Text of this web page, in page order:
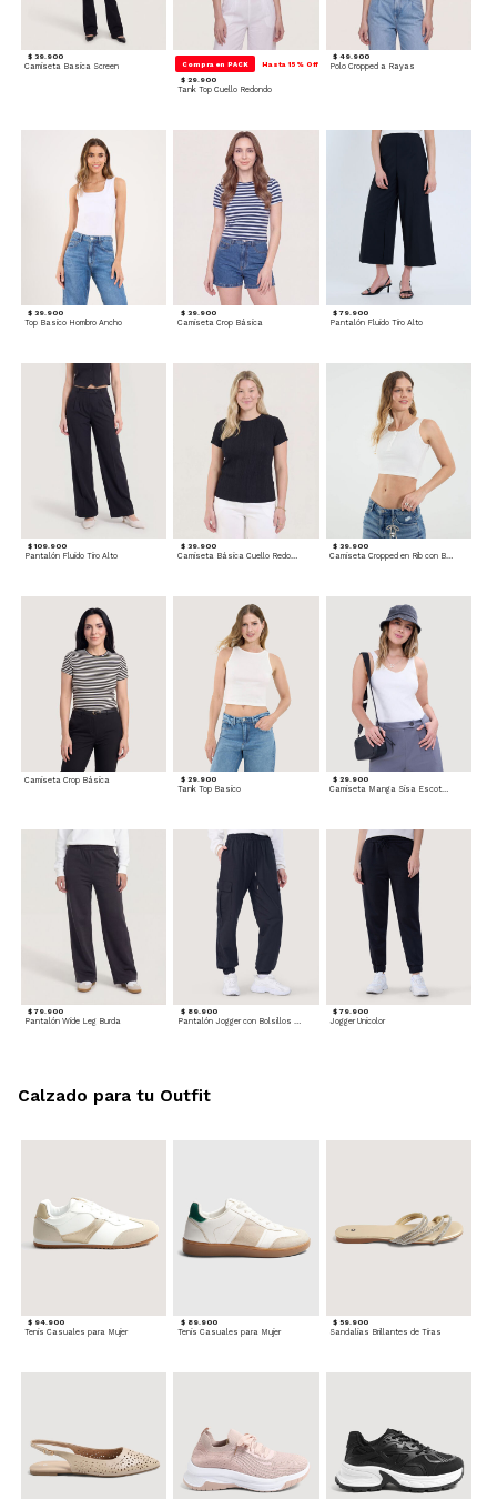
$ 39.900
Camiseta Basica Screen Compra en PACK Hasta 15% Off
$ 29.900
Tank Top Cuello Redondo
$ 49.900
Polo Cropped a Rayas
$ 39.900
Top Basico Hombro Ancho
$ 39.900
Camiseta Crop Básica
$ 79.900
Pantalón Fluido Tiro Alto
$ 109.900
Pantalón Fluido Tiro Alto
$ 39.900
Camiseta Básica Cuello Redondo
$ 39.900
Camiseta Crop Básica $ 29.900
Tank Top Basico
$ 29.900
$ 79.900
Pantalón Wide Leg Burda
$ 89.900
Pantalón Jogger con Bolsillos Cargo
$ 79.900
Jogger Unicolor
$ 94.900
Tenis Casuales para Mujer
$ 89.900
Tenis Casuales para Mujer
$ 59.900
Sandalias Brillantes de Tiras
Calzado para tu Outfit